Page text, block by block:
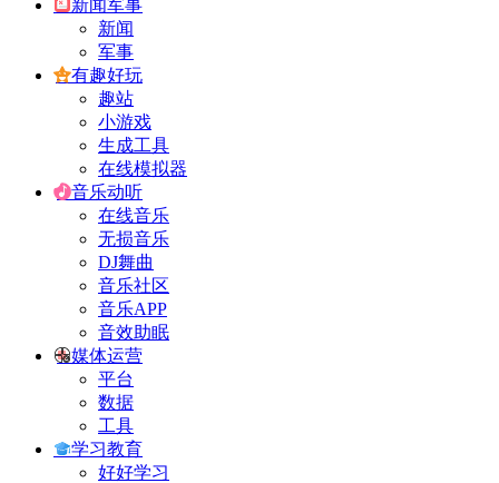
新闻军事
新闻
军事
有趣好玩
趣站
小游戏
生成工具
在线模拟器
音乐动听
在线音乐
无损音乐
DJ舞曲
音乐社区
音乐APP
音效助眠
媒体运营
平台
数据
工具
学习教育
好好学习